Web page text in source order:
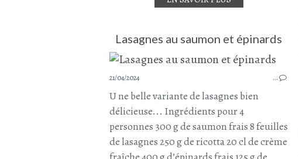
Lasagnes au saumon et épinards
21/04/2024 …
U ne belle variante de lasagnes bien
délicieuse... Ingrédients pour 4
personnes 300 g de saumon frais 8 feuilles
de lasagnes 250 g de ricotta 20 cl de crème